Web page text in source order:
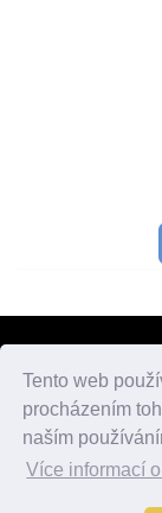
Tento web
procházením
naším
Více informací